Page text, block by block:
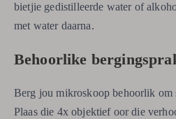
bietjie gedistilleerde water of
met water daarna.
Behoorlike
Berg jou mikroskoop behoorlik om
Plaas die 4x objektief oor die